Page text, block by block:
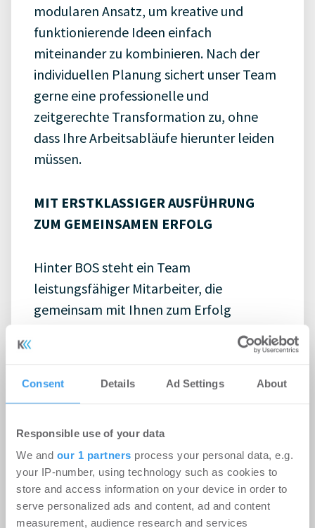
Consent Details Ad Settings About
Responsible use of your data
We and our 1 partners process your personal data, e.g.
your IP-number, using technology such as cookies to
store and access information on your device in order to
serve personalized ads and content, ad and content
measurement, audience research and services
modularen Ansatz, um kreative und
funktionierende Ideen einfach
miteinander zu kombinieren. Nach der
individuellen Planung sichert unser Team
gerne eine professionelle und
zeitgerechte Transformation zu, ohne
dass Ihre Arbeitsabläufe hierunter leiden
müssen.
MIT ERSTKLASSIGER AUSFÜHRUNG
ZUM GEMEINSAMEN ERFOLG
Hinter BOS steht ein Team
leistungsfähiger Mitarbeiter, die
gemeinsam mit Ihnen zum Erfolg
erfahrenen Planern über hauseigene
Büromöbel bis zu einem Netzwerk
uns auf qualifizierte Fachkräfte, die Lust
auf Leistung haben. Erleben Sie selbst,
wie diese Ihr Unternehmen in Beratung
und Umsetzung voranbringen und
zeitnah für lukrative Ergebnisse in der